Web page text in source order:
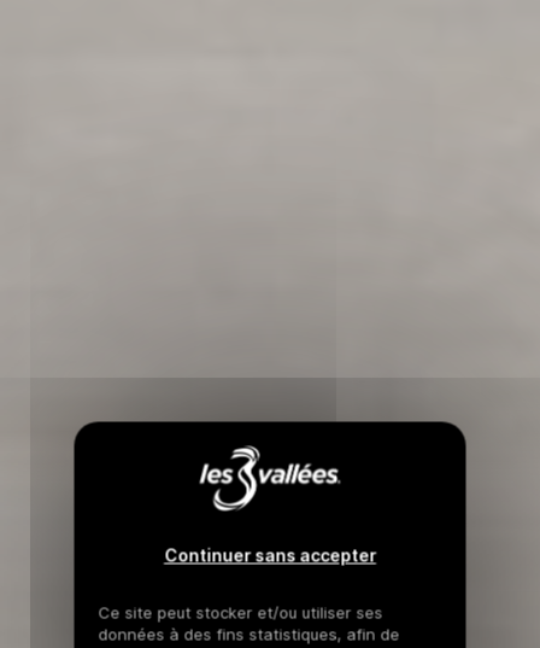
Continuer sans accepter
Ce site peut stocker et/ou utiliser ses
données à des fins statistiques, afin de